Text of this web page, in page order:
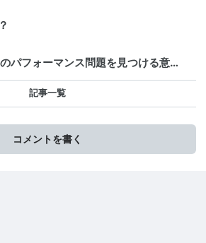
パフォーマンス問題を見つける意…
記事一覧
コメントを書く